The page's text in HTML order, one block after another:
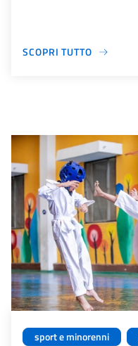
SCOPRI TUTTO
sport e minorenni